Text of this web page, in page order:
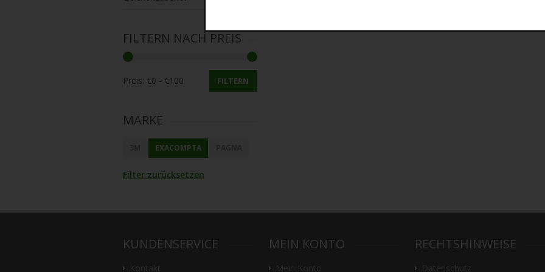
FILTERN NACH PREIS
Preis: FILTERN
MARKE
EXACOMPTA
Filter zurücksetzen
KUNDENSERVICE MEIN KONTO RECHTSHINWEISE